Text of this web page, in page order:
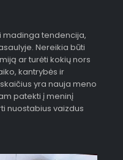
madinga tendencija,
Nereikia būti
ar turėti kokių nors
kantrybės ir
yra nauja meno
patekti į meninį
nuostabius vaizdus